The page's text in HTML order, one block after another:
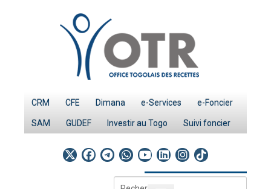
CRM CFE Dimana e-Services e-Foncier
SAM GUDEF Investir au Togo Suivi foncier
Rechercher